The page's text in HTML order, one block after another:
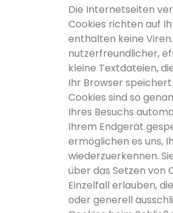
Die Internetseiten
Cookies richten auf
enthalten keine
nutzerfreundlicher,
kleine Textdateien,
Ihr Browser
Cookies sind so
Ihres Besuchs
Ihrem Endgerät
ermöglichen es uns,
wiederzuerkennen.
über das Setzen von
Einzelfall erlauben,
oder generell